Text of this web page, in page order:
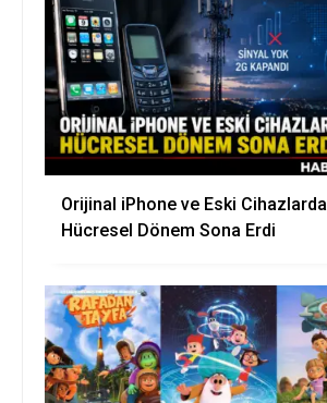
Orijinal iPhone ve Eski Cihazlarda
Hücresel Dönem Sona Erdi